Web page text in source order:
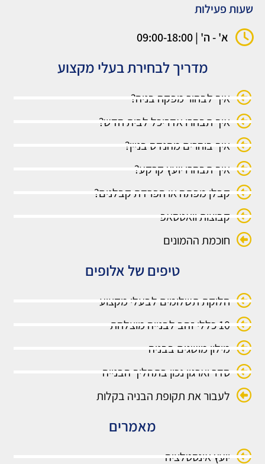
שעות פעילות
א' - ה' | 09:00-18:00
מדריך לבחירת בעלי מקצוע
איך לבחור מפקח בניה?
איך תבחרו אדריכל לבית חדש?
איך בוחרים מהנדס בניין?
איך תבחרו יועץ קרקע?
קבלן מפתח או הפרדת קבלנים?
קבוצות וואטסאפ
חוכמת ההמונים
טיפים של אלופים
חלוקת תשלומים לבעלי מקצוע
10 כללי זהב לבנייה מוצלחת
מילון מושגים בבניה
סדר וארגון נכון בתהליך הבנייה
לעבור את תקופת הבניה בקלות
מאמרים
יועץ אינסטלציה